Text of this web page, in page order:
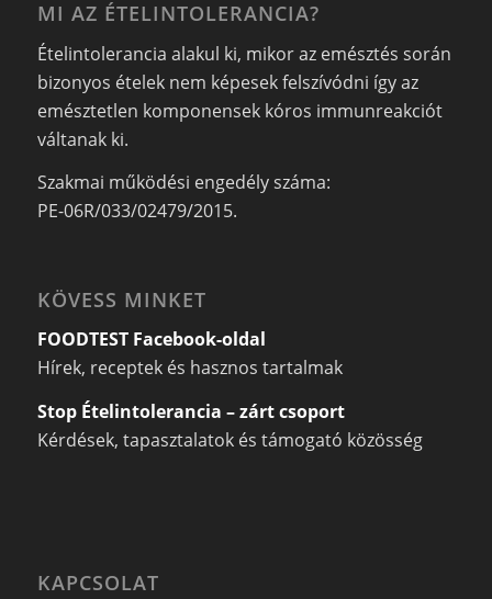
MI AZ ÉTELINTOLERANCIA?
Ételintolerancia alakul ki, mikor az emésztés során
bizonyos ételek nem képesek felszívódni így az
emésztetlen komponensek kóros immunreakciót
váltanak ki.
Szakmai működési engedély száma:
PE-06R/033/02479/2015.
KÖVESS MINKET
FOODTEST Facebook-oldal
Hírek, receptek és hasznos tartalmak
Stop Ételintolerancia – zárt csoport
Kérdések, tapasztalatok és támogató közösség
KAPCSOLAT